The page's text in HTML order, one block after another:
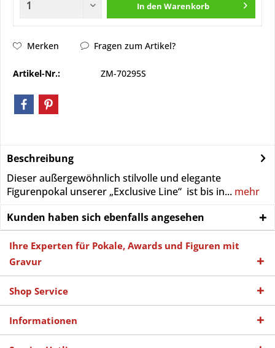
In den Warenkorb
Merken Fragen zum Artikel?
Artikel-Nr.: ZM-70295S
Beschreibung
Dieser außergewöhnlich stilvolle und elegante
Figurenpokal unserer „Exclusive Line“ ist bis in... mehr
Kunden haben sich ebenfalls angesehen
Ihre Experten für Pokale, Awards und Figuren mit
Gravur
Shop Service
Informationen